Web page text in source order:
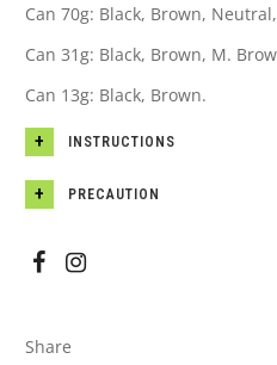
Can 70g: Black, Brown,
Can 31g: Black, Brown, M.
Can 13g: Black, Brown.
INSTRUCTIONS
PRECAUTION
Share